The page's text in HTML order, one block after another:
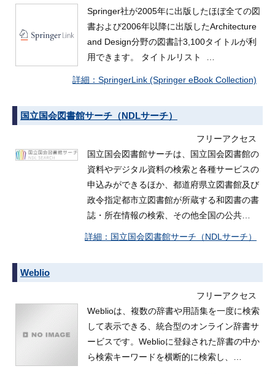
Springer社が2005年に出版したほぼ全ての図
書および2006年以降に出版したArchitecture
and Design分野の図書計3,100タイトルが利
用できます。 タイトルリスト …
SpringerLink (Springer eBook Collection)
国立国会図書館サーチ（NDLサーチ）
フリーアクセス
国立国会図書館サーチは、国立国会図書館の
資料やデジタル資料の検索と各種サービスの
申込みができるほか、都道府県立図書館及び
政令指定都市立図書館が所蔵する和図書の書
誌・所在情報の検索、その他全国の公共…
国立国会図書館サーチ（NDLサーチ）
Weblio
フリーアクセス
Weblioは、複数の辞書や用語集を一度に検索
して表示できる、統合型のオンライン辞書サ
ービスです。Weblioに登録された辞書の中か
ら検索キーワードを横断的に検索し、…